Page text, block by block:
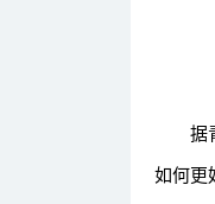
据青
如何更